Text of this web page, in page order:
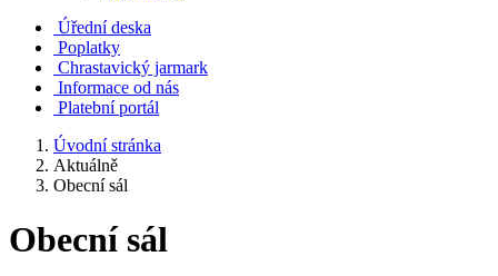
Úřední deska
Poplatky
Chrastavický jarmark
Informace od nás
Platební portál
Úvodní stránka
Aktuálně
Obecní sál
Obecní sál